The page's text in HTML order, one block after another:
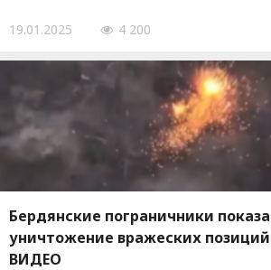
19.01.2025 4 200
Бердянские пограничники
уничтожение вражеских
ВИДЕО